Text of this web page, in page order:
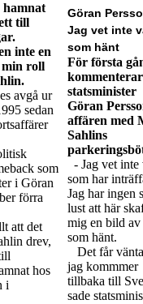
Göran
Jag vet inte
som hänt
För första
statsminister
Göran
affären med
Sahlins
- Jag vet inte
som har
Jag har ingen
lust att här
mig en bild av
som hänt.
Det får
jag kommmer
tillbaka till
sade
till
inte en
min roll
avgå ur
sedan
som
i Göran
förra
att det
drev,
hos
i